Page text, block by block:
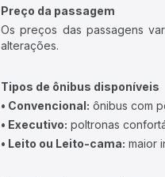
Preço da passagem
Os preços das passagens
alterações.
Tipos de ônibus disponíveis
• Convencional: ônibus com
• Executivo: poltronas
• Leito ou Leito-cama: maior